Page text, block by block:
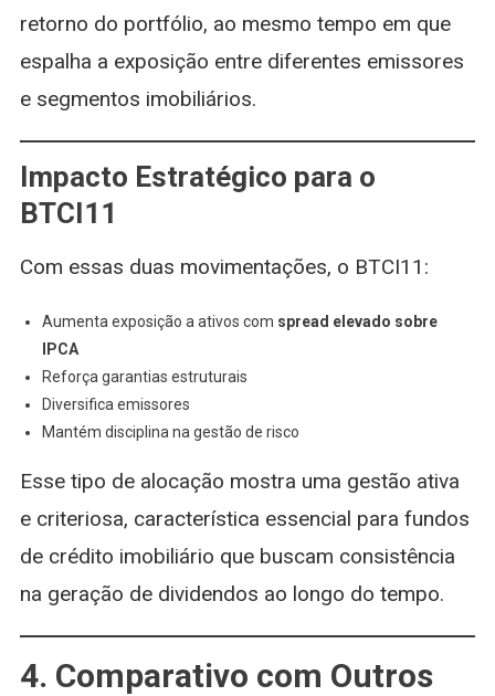
retorno do portfólio, ao mesmo tempo em que
espalha a exposição entre diferentes emissores
e segmentos imobiliários.
Impacto Estratégico para o
BTCI11
Com essas duas movimentações, o BTCI11:
Aumenta exposição a ativos com spread elevado sobre
IPCA
Reforça garantias estruturais
Diversifica emissores
Mantém disciplina na gestão de risco
Esse tipo de alocação mostra uma gestão ativa
e criteriosa, característica essencial para fundos
de crédito imobiliário que buscam consistência
na geração de dividendos ao longo do tempo.
4. Comparativo com Outros